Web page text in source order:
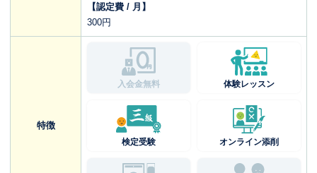
【認定費 / 月】
300円
特徴
入会金無料 体験レッスン
検定受験 オンライン添削